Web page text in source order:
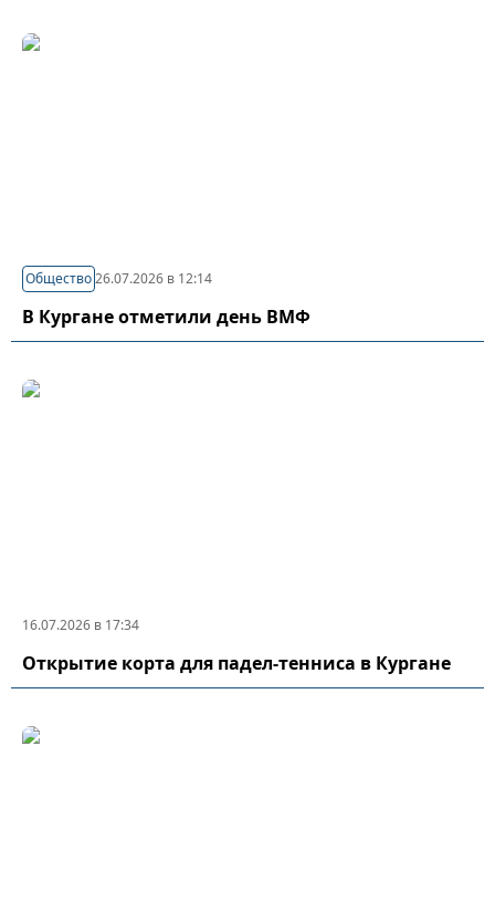
Общество26.07.2026 в 12:14
В Кургане отметили день ВМФ
16.07.2026 в 17:34
Открытие корта для падел-тенниса в Кургане